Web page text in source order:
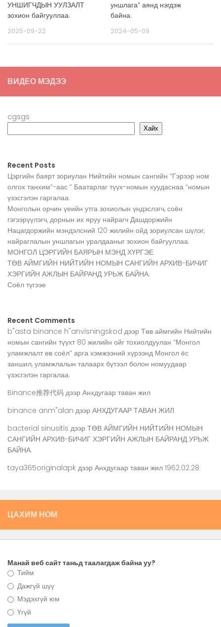
УНШИГЧДЫН УУЛЗАЛТ
зохион байгууллаа.
2025-09-22
уншлага” аянд нэгдэж
байна.
2024-05-09
ВИДЕО МЭДЭЭ
cgsgs
Хайх
Recent Posts
Цэргийн баярт зориулан Нийтийн номын сангийн “Гэрээр ном
олгох танхим”-аас ” Баатарлаг түүх-номын хуудаснаа “номын
үзэсгэлэн гаргалаа.
Монголын орчин үеийн утга зохиолын үндэслэгч, соён
гэгээрүүлэгч, дорнын их яруу найрагч Дашдоржийн
Нацагдоржийн мэндэлсний 120 жилийн ойд зориулсан шүлэг,
найраглалын уншлагын уралдааныг зохион байгууллаа.
МОНГОЛ ЦЭРГИЙН БАЯРЫН МЭНД ХҮРГЭЕ
ТӨВ АЙМГИЙН НИЙТИЙН НОМЫН САНГИЙН АРХИВ-БИЧИГ
ХЭРГИЙН АЖЛЫН БАЙРАНД УРЬЖ БАЙНА.
Соёл түгээе
Recent Comments
b"asta binance h"anvisningskod дээр Төв аймгийн Нийтийн
номын сангийн түүхт 80 жилийн ойг тохиолдуулан “Монгол
уламжлалт өв соёл” арга хэмжээний хүрээнд Монгол ёс
заншил, уламжлалын талаарх бүтээл болон номуудаар
үзэсгэлэн гаргалаа.
Binance推荐代码 дээр Анхдугаар таван жил
binance anm"alan дээр АНХДУГААР ТАВАН ЖИЛ
bacterial sinusitis дээр ТӨВ АЙМГИЙН НИЙТИЙН НОМЫН
САНГИЙН АРХИВ-БИЧИГ ХЭРГИЙН АЖЛЫН БАЙРАНД УРЬЖ
БАЙНА.
taya365originalapk дээр Анхдугаар таван жил 1962.02.28
ЦАХИМ НОМ
Манай веб сайт таньд таалагдаж байна уу?
Тийм
Дажгүй шүү
Мэдэхгүй юм
Үгүй